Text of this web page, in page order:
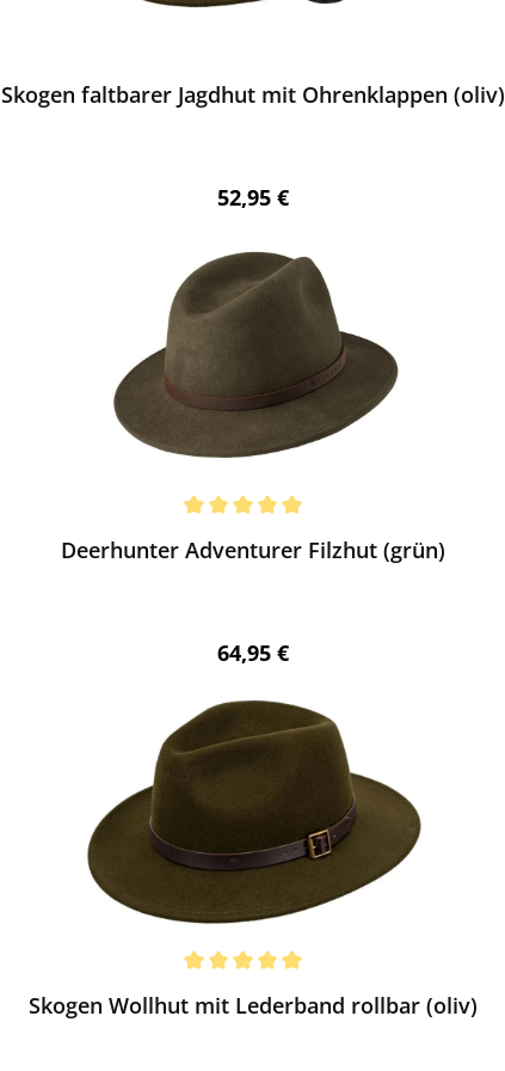
Skogen faltbarer Jagdhut mit Ohrenklappen (oliv)
Regulärer Preis:
52,95 €
Deerhunter Adventurer Filzhut (grün)
Regulärer Preis:
64,95 €
Skogen Wollhut mit Lederband rollbar (oliv)